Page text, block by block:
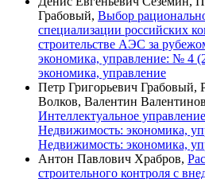
Грабовый, Выбор
специализации российских
строительстве АЭС за
экономика, управление: № 4
экономика, управление
Петр Григорьевич Грабовый,
Волков, Валентин
Интеллектуальное
Недвижимость: экономика,
Недвижимость: экономика,
Антон Павлович Храбров,
строительного контроля с